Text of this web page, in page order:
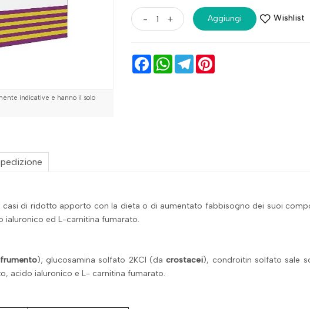
indicative e hanno il solo
- + Aggiungi Wishlist
FacebookWhatsAppTelegram
casi di ridotto apporto con la dieta o di aumentato fabbisogno dei suoi
ialuronico ed L-carnitina fumarato.
frumento); glucosamina solfato 2KCl (dacrostacei), condroitin solfato sale
acido ialuronico e L- carnitina fumarato.